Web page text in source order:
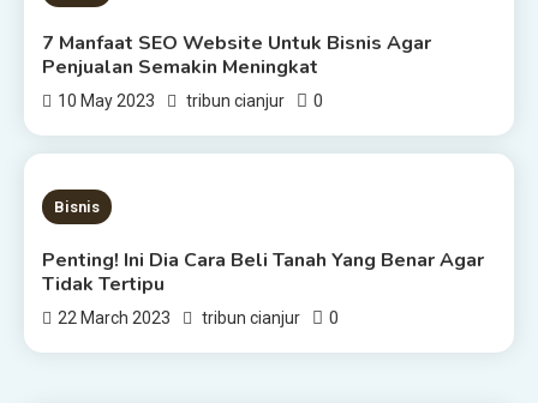
7 Manfaat SEO Website Untuk Bisnis Agar
Penjualan Semakin Meningkat
10 May 2023 tribun cianjur 0
4 MINS READ
Bisnis
Penting! Ini Dia Cara Beli Tanah Yang Benar Agar
Tidak Tertipu
22 March 2023 tribun cianjur 0